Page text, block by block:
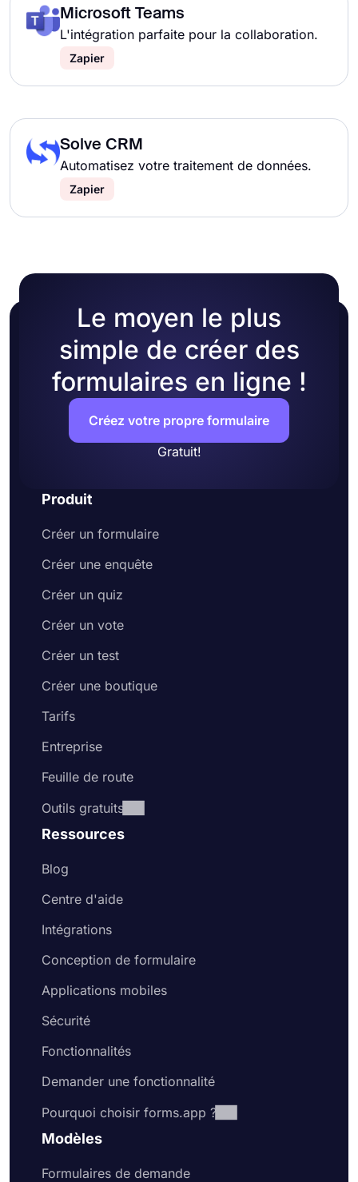
Microsoft Teams
L'intégration parfaite pour la collaboration.
Zapier
Solve CRM
Automatisez votre traitement de données.
Zapier
Le moyen le plus
simple de créer des
formulaires en ligne !
Créez votre propre formulaire
Gratuit!
Produit
Créer un formulaire
Créer une enquête
Créer un quiz
Créer un vote
Créer un test
Créer une boutique
Tarifs
Entreprise
Feuille de route
Outils gratuits
Ressources
Blog
Centre d'aide
Intégrations
Conception de formulaire
Applications mobiles
Sécurité
Fonctionnalités
Demander une fonctionnalité
Pourquoi choisir forms.app ?
Modèles
Formulaires de demande